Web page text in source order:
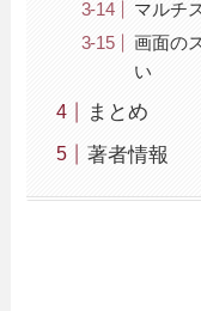
マルチ
画面の
い
まとめ
著者情報